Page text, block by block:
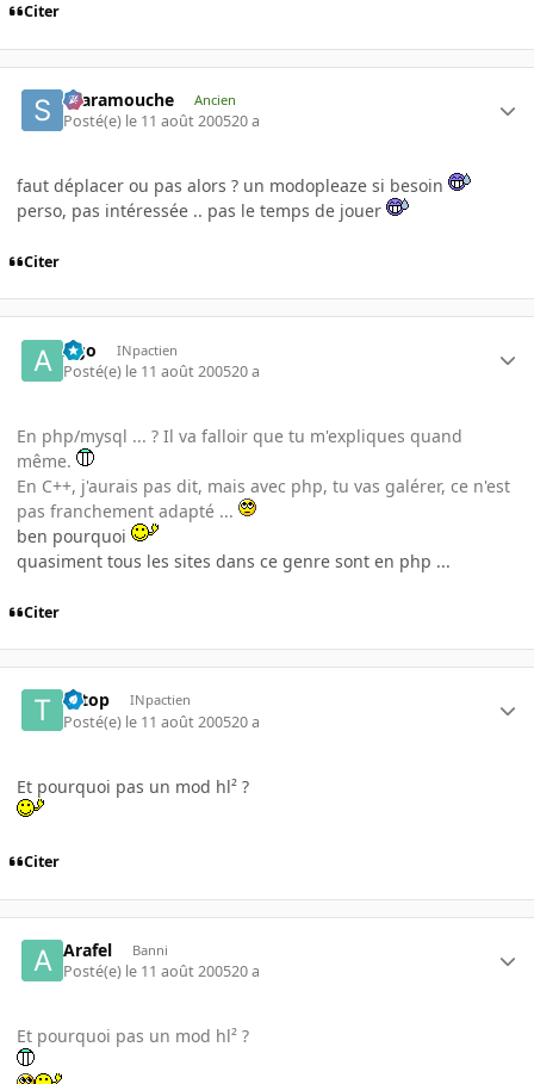
Citer
Scaramouche Ancien
Posté(e) le 11 août 200520 a
faut déplacer ou pas alors ? un modopleaze si besoin
perso, pas intéressée .. pas le temps de jouer
Citer
Ago INpactien
Posté(e) le 11 août 200520 a
En php/mysql ... ? Il va falloir que tu m'expliques quand
même.
En C++, j'aurais pas dit, mais avec php, tu vas galérer, ce n'est
pas franchement adapté ...
ben pourquoi
quasiment tous les sites dans ce genre sont en php ...
Citer
totop INpactien
Posté(e) le 11 août 200520 a
Et pourquoi pas un mod hl² ?
Citer
Arafel Banni
Posté(e) le 11 août 200520 a
Et pourquoi pas un mod hl² ?